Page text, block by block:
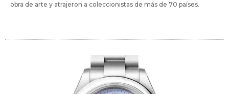
obra de arte y atrajeron a coleccionistas de más de 70 países.